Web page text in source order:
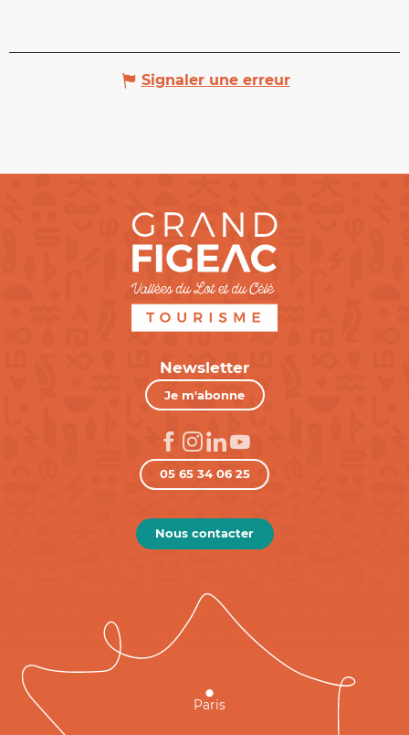
Signaler une erreur
Newsletter
Je m'abonne
05 65 34 06 25
Nous contacter
Paris